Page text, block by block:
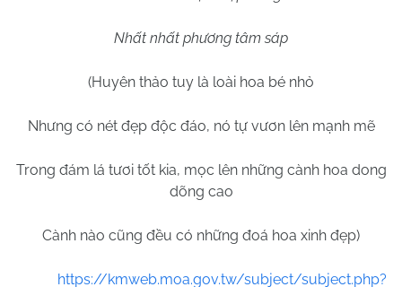
Nhất nhất phương tâm sáp
(Huyên thảo tuy là loài hoa bé nhỏ
Nhưng có nét đẹp độc đáo, nó tự vươn lên mạnh mẽ
Trong đám lá tươi tốt kia, mọc lên những cành hoa dong
dõng cao
Cành nào cũng đều có những đoá hoa xinh đẹp)
https://kmweb.moa.gov.tw/subject/subject.php?